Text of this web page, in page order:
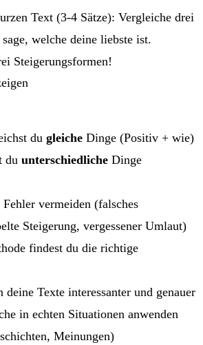
Text (3-4 Sätze): Vergleiche drei
welche deine liebste ist.
Steigerungsformen!
du gleiche Dinge (Positiv + wie)
du unterschiedliche Dinge
vermeiden (falsches
Steigerung, vergessener Umlaut)
findest du die richtige
Texte interessanter und genauer
in echten Situationen anwenden
Meinungen)